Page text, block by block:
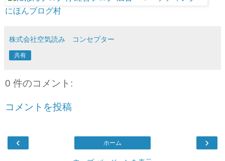
にほんブログ村
株式会社空気読み コンセプター
共有
0 件のコメント:
コメントを投稿
‹ ›
ホーム